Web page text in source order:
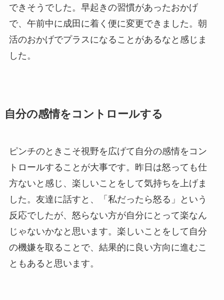
できそうでした。早起きの習慣があったおかげ
で、午前中に成田に着く便に変更できました。朝
活のおかげでプラスになることがあるなと感じま
した。
自分の感情をコントロールする
ピンチのときこそ視野を広げて自分の感情をコン
トロールすることが大事です。昨日は怒っても仕
方ないと感じ、楽しいことをして気持ちを上げま
した。友達に話すと、「私だったら怒る」という
反応でしたが、怒らない方が自分にとって楽なん
じゃないかなと思います。楽しいことをして自分
の機嫌を取ることで、結果的に良い方向に進むこ
ともあると思います。